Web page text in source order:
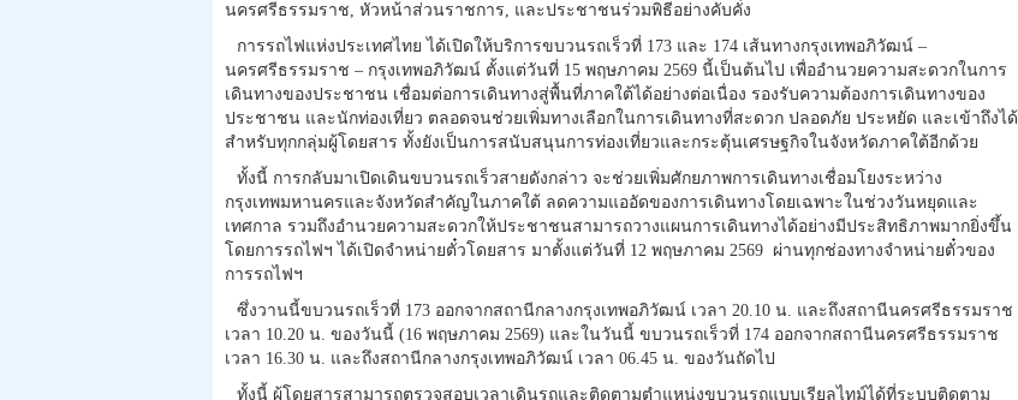
นครศรีธรรมราช, หัวหน้าส่วนราชการ, และประชาชนร่วมพิธีอย่างคับคั่ง
การรถไฟแห่งประเทศไทย ได้เปิดให้บริการขบวนรถเร็วที่ 173 และ 174 เส้นทางกรุงเทพอภิวัฒน์ –
นครศรีธรรมราช – กรุงเทพอภิวัฒน์ ตั้งแต่วันที่ 15 พฤษภาคม 2569 นี้เป็นต้นไป เพื่ออำนวยความสะดวกในการ
เดินทางของประชาชน เชื่อมต่อการเดินทางสู่พื้นที่ภาคใต้ได้อย่างต่อเนื่อง รองรับความต้องการเดินทางของ
ประชาชน และนักท่องเที่ยว ตลอดจนช่วยเพิ่มทางเลือกในการเดินทางที่สะดวก ปลอดภัย ประหยัด และเข้าถึงได้
สำหรับทุกกลุ่มผู้โดยสาร ทั้งยังเป็นการสนับสนุนการท่องเที่ยวและกระตุ้นเศรษฐกิจในจังหวัดภาคใต้อีกด้วย
ทั้งนี้ การกลับมาเปิดเดินขบวนรถเร็วสายดังกล่าว จะช่วยเพิ่มศักยภาพการเดินทางเชื่อมโยงระหว่าง
กรุงเทพมหานครและจังหวัดสำคัญในภาคใต้ ลดความแออัดของการเดินทางโดยเฉพาะในช่วงวันหยุดและ
เทศกาล รวมถึงอำนวยความสะดวกให้ประชาชนสามารถวางแผนการเดินทางได้อย่างมีประสิทธิภาพมากยิ่งขึ้น
โดยการรถไฟฯ ได้เปิดจำหน่ายตั๋วโดยสาร มาตั้งแต่วันที่ 12 พฤษภาคม 2569 ผ่านทุกช่องทางจำหน่ายตั๋วของ
การรถไฟฯ
ซึ่งวานนี้ขบวนรถเร็วที่ 173 ออกจากสถานีกลางกรุงเทพอภิวัฒน์ เวลา 20.10 น. และถึงสถานีนครศรีธรรมราช
เวลา 10.20 น. ของวันนี้ (16 พฤษภาคม 2569) และในวันนี้ ขบวนรถเร็วที่ 174 ออกจากสถานีนครศรีธรรมราช
เวลา 16.30 น. และถึงสถานีกลางกรุงเทพอภิวัฒน์ เวลา 06.45 น. ของวันถัดไป
ทั้งนี้ ผู้โดยสารสามารถตรวจสอบเวลาเดินรถและติดตามตำแหน่งขบวนรถแบบเรียลไทม์ได้ที่ระบบติดตาม